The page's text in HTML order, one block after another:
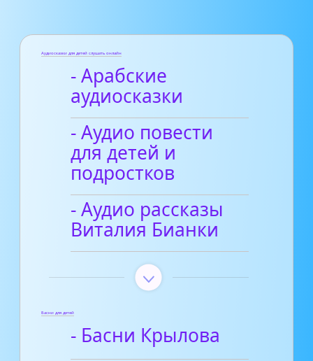
Аудиосказки для детей слушать онлайн
- Арабские
аудиосказки
- Аудио повести
для детей и
подростков
- Аудио рассказы
Виталия Бианки
Басни для детей
- Басни Крылова